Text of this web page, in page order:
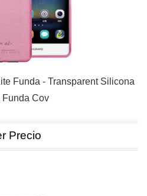
Funda - Transparent Silicona
Funda Cov
Precio